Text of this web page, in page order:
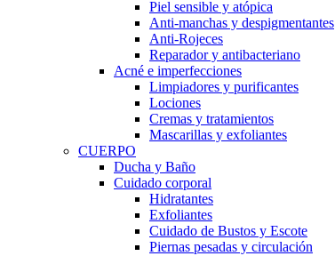
Piel sensible y atópica
Anti-manchas y despigmentantes
Anti-Rojeces
Reparador y antibacteriano
Acné e imperfecciones
Limpiadores y purificantes
Lociones
Cremas y tratamientos
Mascarillas y exfoliantes
CUERPO
Ducha y Baño
Cuidado corporal
Hidratantes
Exfoliantes
Cuidado de Bustos y Escote
Piernas pesadas y circulación